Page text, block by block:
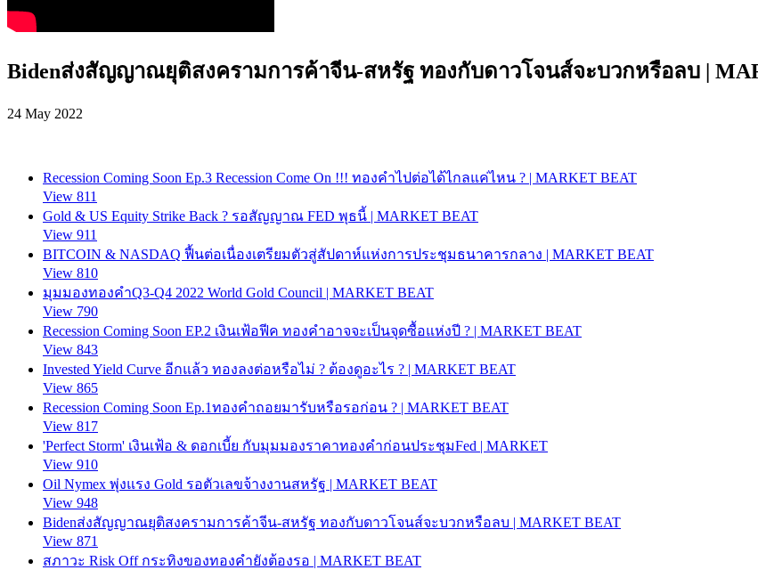
Bidenส่งสัญญาณยุติสงครามการค้าจีน-สหรัฐ ทองกับดาวโจนส์จะบวกหรือลบ |
24 May 2022
Recession Coming Soon Ep.3 Recession Come On !!! ทองคำไปต่อได้ไกลแค่ไหน ? | MARKET BEAT
View 811
Gold & US Equity Strike Back ? รอสัญญาณ FED พุธนี้ | MARKET BEAT
View 911
BITCOIN & NASDAQ ฟื้นต่อเนื่องเตรียมตัวสู่สัปดาห์แห่งการประชุมธนาคารกลาง | MARKET BEAT
View 810
มุมมองทองคำQ3-Q4 2022 World Gold Council | MARKET BEAT
View 790
Recession Coming Soon EP.2 เงินเฟ้อฟีค ทองคำอาจจะเป็นจุดซื้อแห่งปี ? | MARKET BEAT
View 843
Invested Yield Curve อีกแล้ว ทองลงต่อหรือไม่ ? ต้องดูอะไร ? | MARKET BEAT
View 865
Recession Coming Soon Ep.1ทองคำถอยมารับหรือรอก่อน ? | MARKET BEAT
View 817
'Perfect Storm' เงินเฟ้อ & ดอกเบี้ย กับมุมมองราคาทองคำก่อนประชุมFed | MARKET
View 910
Oil Nymex พุ่งแรง Gold รอตัวเลขจ้างงานสหรัฐ | MARKET BEAT
View 948
Bidenส่งสัญญาณยุติสงครามการค้าจีน-สหรัฐ ทองกับดาวโจนส์จะบวกหรือลบ | MARKET BEAT
View 871
สภาวะ Risk Off กระทิงของทองคำยังต้องรอ | MARKET BEAT